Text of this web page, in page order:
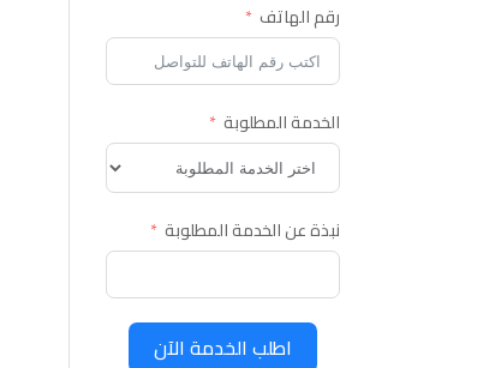
رقم الهاتف
الخدمة المطلوبة
نبذة عن الخدمة المطلوبة
اطلب الخدمة الآن